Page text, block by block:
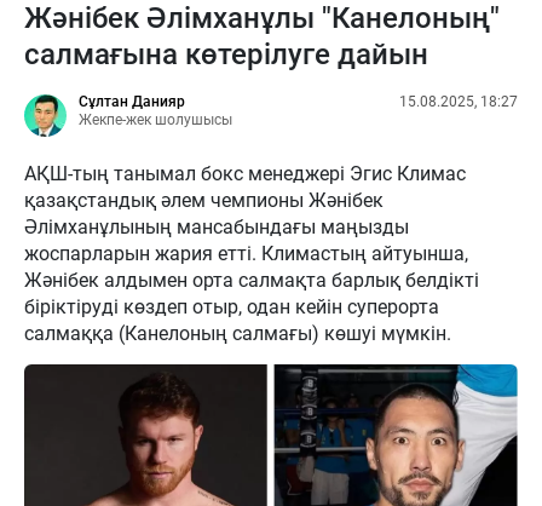
Жәнібек Әлімханұлы "Канелоның"
салмағына көтерілуге дайын
Сұлтан Данияр
Жекпе-жек шолушысы
15.08.2025, 18:27
АҚШ-тың танымал бокс менеджері Эгис Климас
қазақстандық әлем чемпионы Жәнібек
Әлімханұлының мансабындағы маңызды
жоспарларын жария етті. Климастың айтуынша,
Жәнібек алдымен орта салмақта барлық белдікті
біріктіруді көздеп отыр, одан кейін суперорта
салмаққа (Канелоның салмағы) көшуі мүмкін.